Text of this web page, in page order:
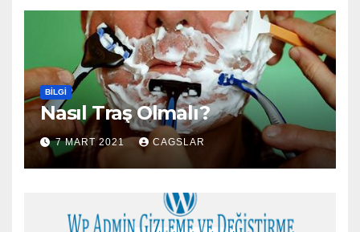
BILGI
Nasıl Traş Olmalı?
7 MART 2021 CAGSLAR